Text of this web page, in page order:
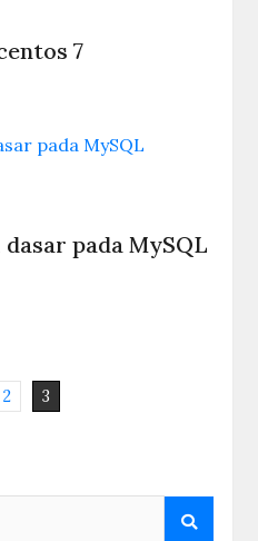
7
pada MySQL
2 3